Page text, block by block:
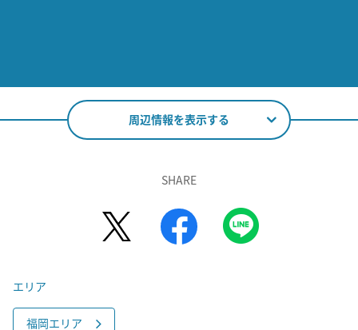
周辺情報を表示する
SHARE
エリア
福岡エリア